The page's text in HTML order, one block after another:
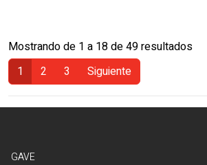
Mostrando de 1 a 18 de 49 resultados
1
(Actual)
2 3 Siguiente
GAVE